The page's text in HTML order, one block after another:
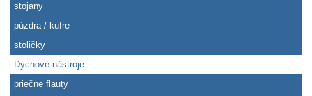
stojany
púzdra / kufre
stoličky
Dychové nástroje
priečne flauty